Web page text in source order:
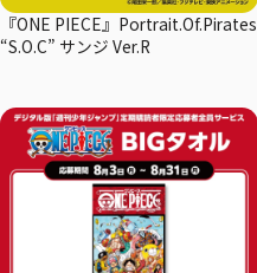
『ONE PIECE』Portrait.Of.Pirates
“S.O.C” サンジ Ver.R